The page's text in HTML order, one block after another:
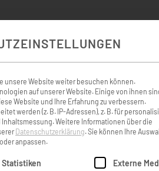
( 15 )
Lieber Wolfgang mit
Anteilnahme zum
entbietet
unsere Website weiter besuchen können.
auf unserer Website. Einige von ihnen
Website und Ihre Erfahrung zu verbessern.
werden (z. B. IP-Adressen), z. B. für
Inhaltsmessung.Weitere Informationen über die
Datenschutzerklärung.Sie können Ihre
anpassen.
für die eine Einwilligung
Statistiken Externe